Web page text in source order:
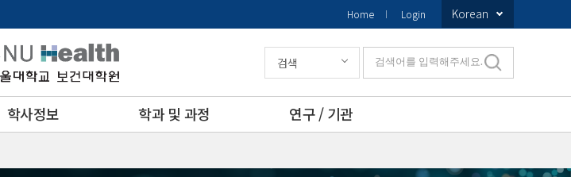
Home Login Korean
학사정보 학과 및 과정
연구 / 기관
검색 검색어를 입력해주세요.